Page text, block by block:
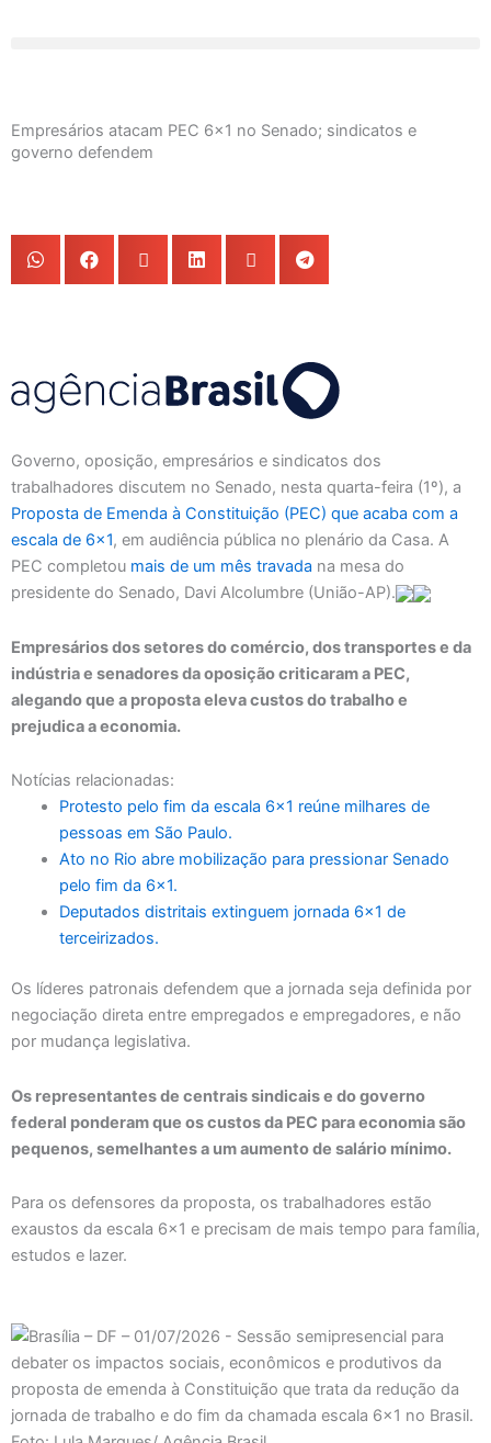
Empresários atacam PEC 6×1 no Senado; sindicatos e
governo defendem
Governo, oposição, empresários e sindicatos dos
trabalhadores discutem no Senado, nesta quarta-feira (1º), a
Proposta de Emenda à Constituição (PEC) que acaba com a
escala de 6×1, em audiência pública no plenário da Casa. A
PEC completou mais de um mês travada na mesa do
presidente do Senado, Davi Alcolumbre (União-AP).
Empresários dos setores do comércio, dos transportes e da
indústria e senadores da oposição criticaram a PEC,
alegando que a proposta eleva custos do trabalho e
prejudica a economia.
Notícias relacionadas:
Protesto pelo fim da escala 6×1 reúne milhares de
pessoas em São Paulo.
Ato no Rio abre mobilização para pressionar Senado
pelo fim da 6×1.
Deputados distritais extinguem jornada 6×1 de
terceirizados.
Os líderes patronais defendem que a jornada seja definida por
negociação direta entre empregados e empregadores, e não
por mudança legislativa.
Os representantes de centrais sindicais e do governo
federal ponderam que os custos da PEC para economia são
pequenos, semelhantes a um aumento de salário mínimo.
Para os defensores da proposta, os trabalhadores estão
exaustos da escala 6×1 e precisam de mais tempo para família,
estudos e lazer.